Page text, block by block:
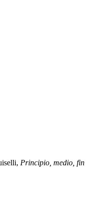
Principio, medio, fin